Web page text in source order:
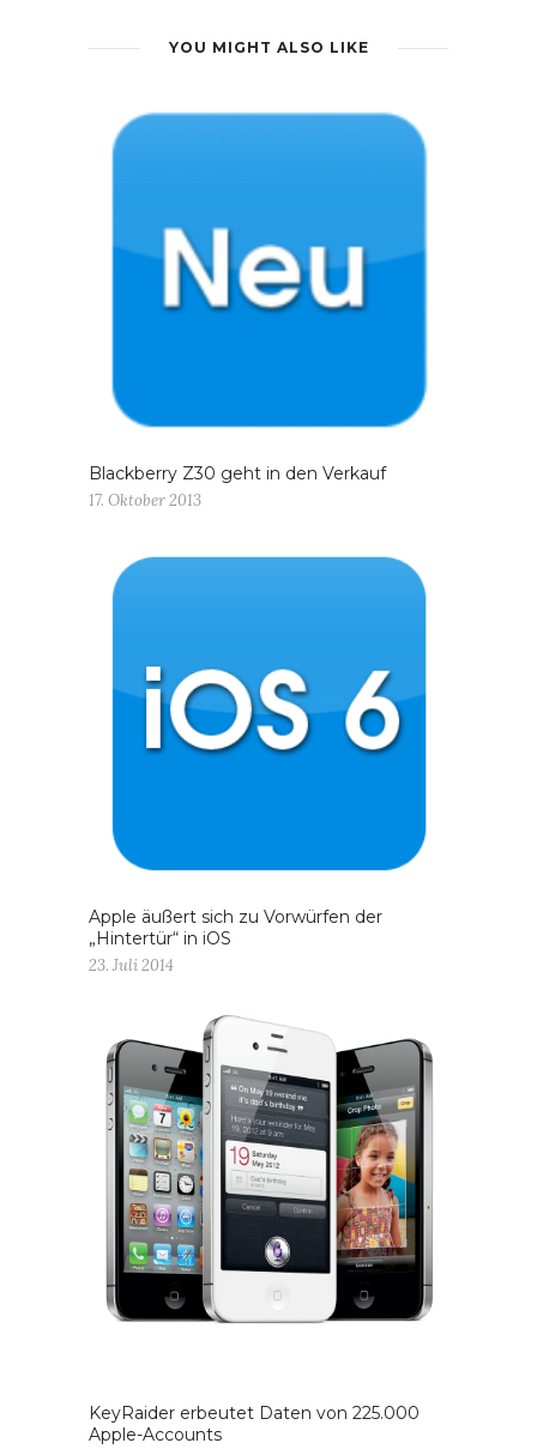
YOU MIGHT ALSO LIKE
Blackberry Z30 geht in den Verkauf
17. Oktober 2013
Apple äußert sich zu Vorwürfen der
„Hintertür“ in iOS
23. Juli 2014
KeyRaider erbeutet Daten von 225.000
Apple-Accounts